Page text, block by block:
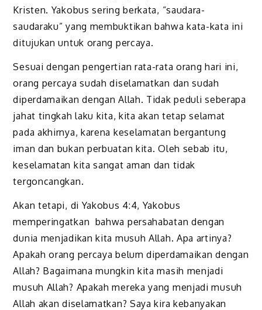
Kristen. Yakobus sering berkata, “saudara-
saudaraku” yang membuktikan bahwa kata-kata ini
ditujukan untuk orang percaya.
Sesuai dengan pengertian rata-rata orang hari ini,
orang percaya sudah diselamatkan dan sudah
diperdamaikan dengan Allah. Tidak peduli seberapa
jahat tingkah laku kita, kita akan tetap selamat
pada akhirnya, karena keselamatan bergantung
iman dan bukan perbuatan kita. Oleh sebab itu,
keselamatan kita sangat aman dan tidak
tergoncangkan.
Akan tetapi, di Yakobus 4:4, Yakobus
memperingatkan bahwa persahabatan dengan
dunia menjadikan kita musuh Allah. Apa artinya?
Apakah orang percaya belum diperdamaikan dengan
Allah? Bagaimana mungkin kita masih menjadi
musuh Allah? Apakah mereka yang menjadi musuh
Allah akan diselamatkan? Saya kira kebanyakan